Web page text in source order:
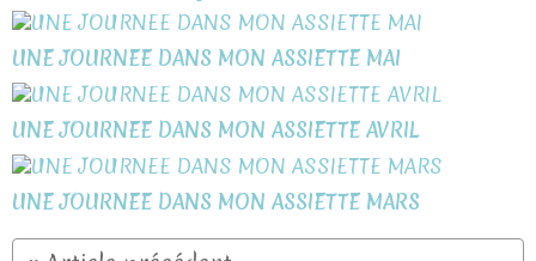
UNE JOURNEE DANS MON ASSIETTE MAI
UNE JOURNEE DANS MON ASSIETTE AVRIL
UNE JOURNEE DANS MON ASSIETTE MARS